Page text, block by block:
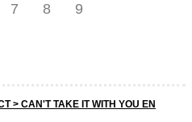
7 8 9
> CAN'T TAKE IT WITH YOU EN